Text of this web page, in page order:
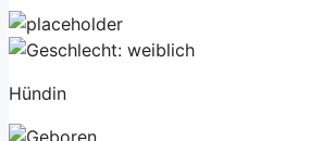
Hündin